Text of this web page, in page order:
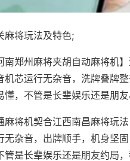
麻将玩法及特色;
南郑州麻将夹胡自动麻将机
机芯运行无杂音，洗牌叠牌
懂，不管是长辈娱乐还是朋
麻将机契合江西南昌麻将玩
无杂音，出牌顺手，机身坚
管是长辈娱乐还是朋友约局